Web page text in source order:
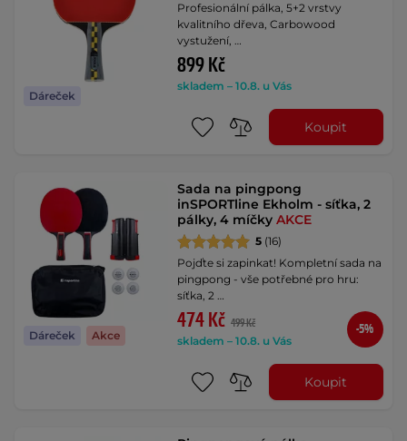
Dáreček
Profesionální pálka, 5+2 vrstvy
kvalitního dřeva, Carbowood
vystužení, …
899 Kč
skladem – 10.8. u Vás
Koupit
Dáreček Akce
Sada na pingpong
inSPORTline Ekholm - síťka, 2
pálky, 4 míčkyAKCE
5 (16)
Pojďte si zapinkat! Kompletní sada na
pingpong - vše potřebné pro hru:
síťka, 2 …
474 Kč 499 Kč
skladem – 10.8. u Vás
-5%
Koupit